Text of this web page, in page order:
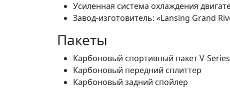
Усиленная система охлаждения
Завод-изготовитель: «Lansing Grand
Пакеты
Карбоновый спортивный пакет V-Series
Карбоновый передний сплиттер
Карбоновый задний спойлер